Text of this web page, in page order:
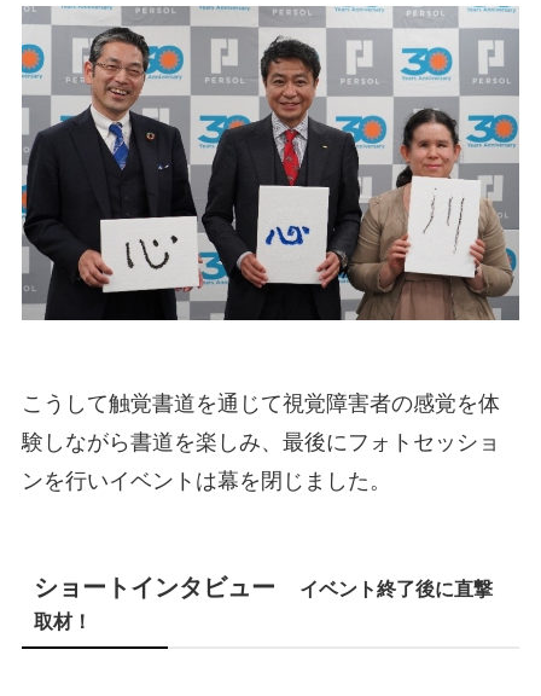
こうして触覚書道を通じて視覚障害者の感覚を体
験しながら書道を楽しみ、最後にフォトセッショ
ンを行いイベントは幕を閉じました。
ショートインタビュー
イベント終了後に直撃
取材！